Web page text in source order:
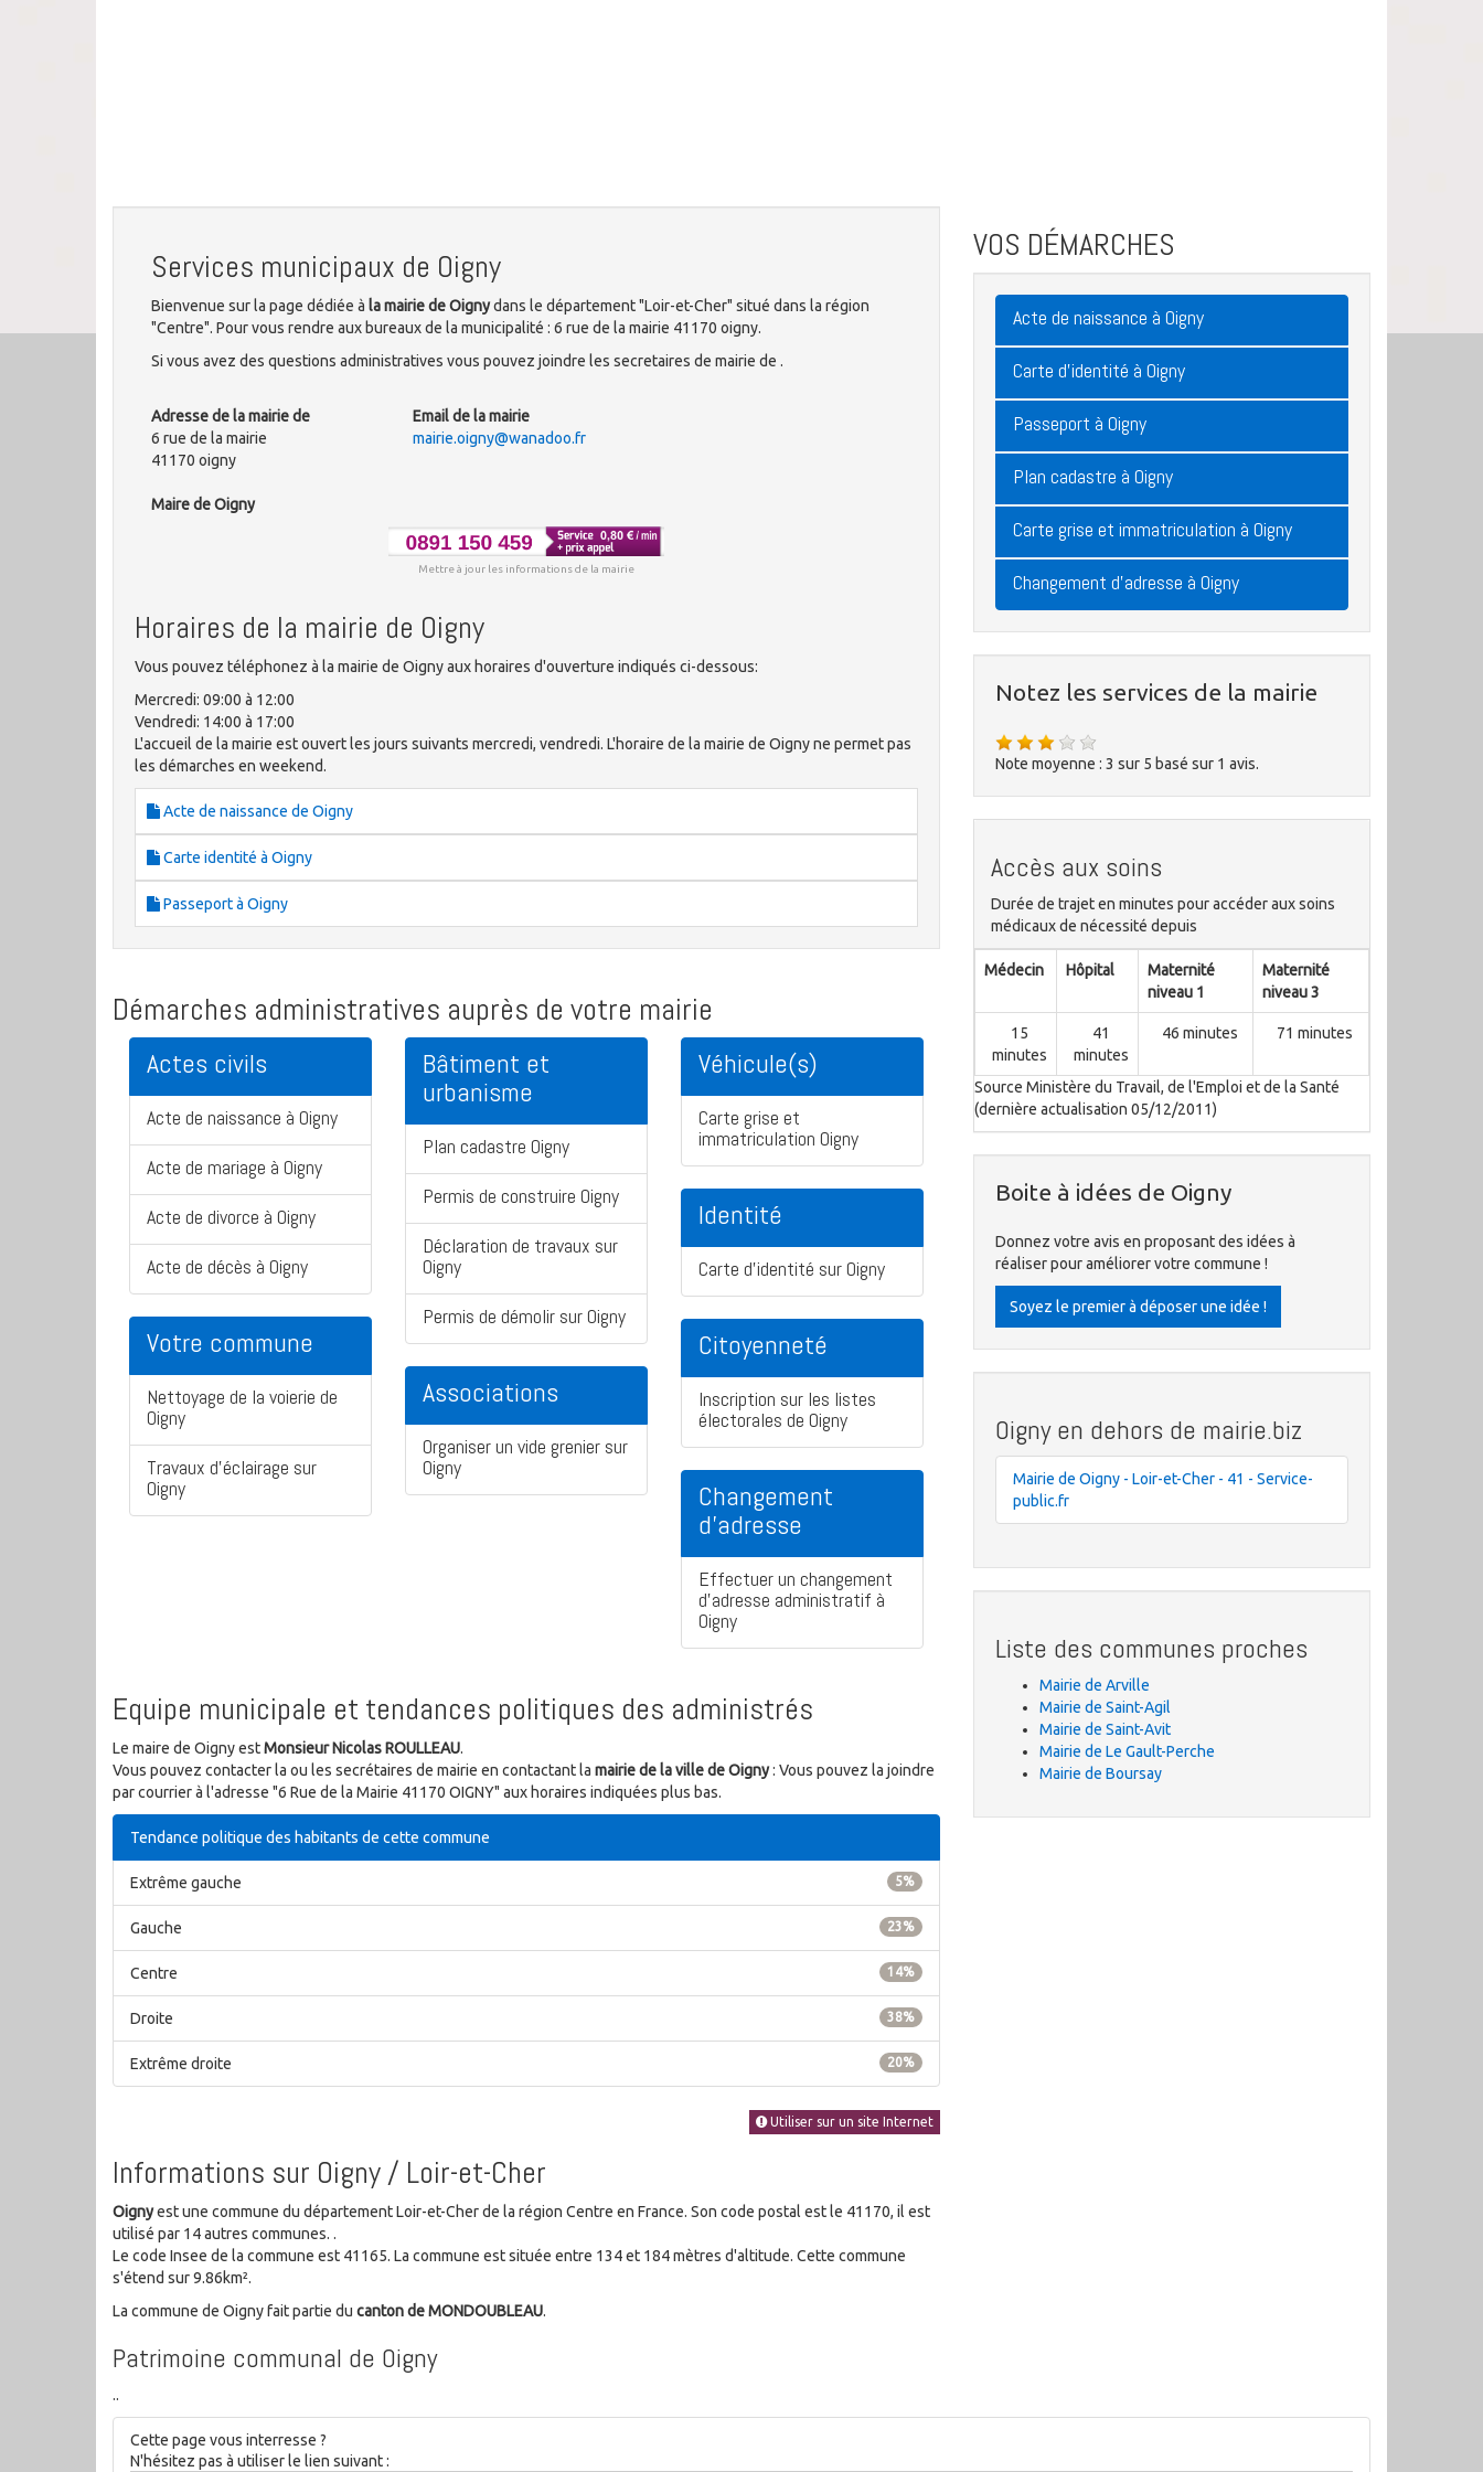
Services municipaux de Oigny
Bienvenue sur la page dédiée à la mairie de Oignydans le département "Loir-et-Cher" situé dans la région
"Centre". Pour vous rendre aux bureaux de la municipalité : 6 rue de la mairie 41170 oigny.
Si vous avez des questions administratives vous pouvez joindre les secretaires de mairie de .
Adresse de la mairie de
6 rue de la mairie
41170 oigny
Maire de Oigny
Email de la mairie
mairie.oigny@wanadoo.fr
Mettre à jour les informations de la mairie
Horaires de la mairie de Oigny
Vous pouvez téléphonez à la mairie de Oigny aux horaires d'ouverture indiqués ci-dessous:
Mercredi: 09:00 à 12:00
Vendredi: 14:00 à 17:00
L'accueil de la mairie est ouvert les jours suivants mercredi, vendredi. L'horaire de la mairie de Oigny ne permet pas
les démarches en weekend.
Acte de naissance de Oigny
Carte identité à Oigny
Passeport à Oigny
Démarches administratives auprès de votre mairie
Actes civils
Acte de naissance à Oigny
Acte de mariage à Oigny
Acte de divorce à Oigny
Acte de décès à Oigny
Votre commune
Nettoyage de la voierie de
Oigny
Travaux d'éclairage sur
Oigny
Bâtiment et
urbanisme
Plan cadastre Oigny
Permis de construire Oigny
Déclaration de travaux sur
Oigny
Permis de démolir sur Oigny
Associations
Organiser un vide grenier sur
Oigny
Véhicule(s)
Carte grise et
immatriculation Oigny
Identité
Carte d'identité sur Oigny
Citoyenneté
Inscription sur les listes
électorales de Oigny
Changement
d'adresse
Effectuer un changement
d'adresse administratif à
Oigny
Equipe municipale et tendances politiques des administrés
Le maire de Oigny estMonsieur Nicolas ROULLEAU.
Vous pouvez contacter la ou les secrétaires de mairie en contactant la mairie de la ville de Oigny: Vous pouvez la joindre
par courrier à l'adresse "6 Rue de la Mairie 41170 OIGNY" aux horaires indiquées plus bas.
Tendance politique des habitants de cette commune
5%
Extrême gauche
23%
Gauche
14%
Centre
38%
Droite
20%
Extrême droite
Utiliser sur un site Internet
Informations sur Oigny / Loir-et-Cher
Oignyest une commune du département Loir-et-Cher de la région Centre en France. Son code postal est le 41170, il est
utilisé par 14 autres communes. .
Le code Insee de la commune est 41165. La commune est située entre 134 et 184 mètres d'altitude. Cette commune
s'étend sur 9.86km².
La commune de Oigny fait partie du canton de MONDOUBLEAU.
Patrimoine communal de Oigny
..
VOS DÉMARCHES
Acte de naissance à Oigny
Carte d'identité à Oigny
Passeport à Oigny
Plan cadastre à Oigny
Carte grise et immatriculation à Oigny
Changement d'adresse à Oigny
Notez les services de la mairie
Note moyenne : 3 sur 5 basé sur 1 avis.
Accès aux soins
Durée de trajet en minutes pour accéder aux soins
médicaux de nécessité depuis
Médecin Hôpital
Maternité
niveau 1
Maternité
niveau 3
15
minutes
41
minutes
46 minutes 71 minutes
Source Ministère du Travail, de l'Emploi et de la Santé
(dernière actualisation 05/12/2011)
Boite à idées de Oigny
Donnez votre avis en proposant des idées à
réaliser pour améliorer votre commune !
Soyez le premier à déposer une idée !
Oigny en dehors de mairie.biz
Mairie de Oigny - Loir-et-Cher - 41 - Service-
public.fr
Liste des communes proches
Mairie de Arville
Mairie de Saint-Agil
Mairie de Saint-Avit
Mairie de Le Gault-Perche
Mairie de Boursay
Cette page vous interresse ?
N'hésitez pas à utiliser le lien suivant :